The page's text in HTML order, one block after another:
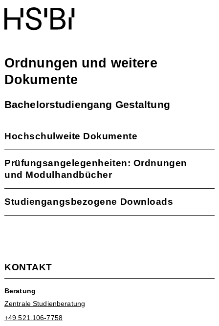
Ordnungen und weitere
Dokumente
Bachelorstudiengang Gestaltung
Hochschulweite Dokumente
Prüfungsangelegenheiten: Ordnungen
und Modulhandbücher
Studiengangsbezogene Downloads
KONTAKT
Beratung
Zentrale Studienberatung
+49.521.106-7758